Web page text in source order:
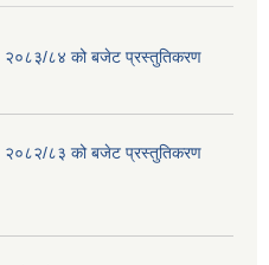
२०८३/८४ को बजेट प्रस्तुतिकरण
२०८२/८३ को बजेट प्रस्तुतिकरण